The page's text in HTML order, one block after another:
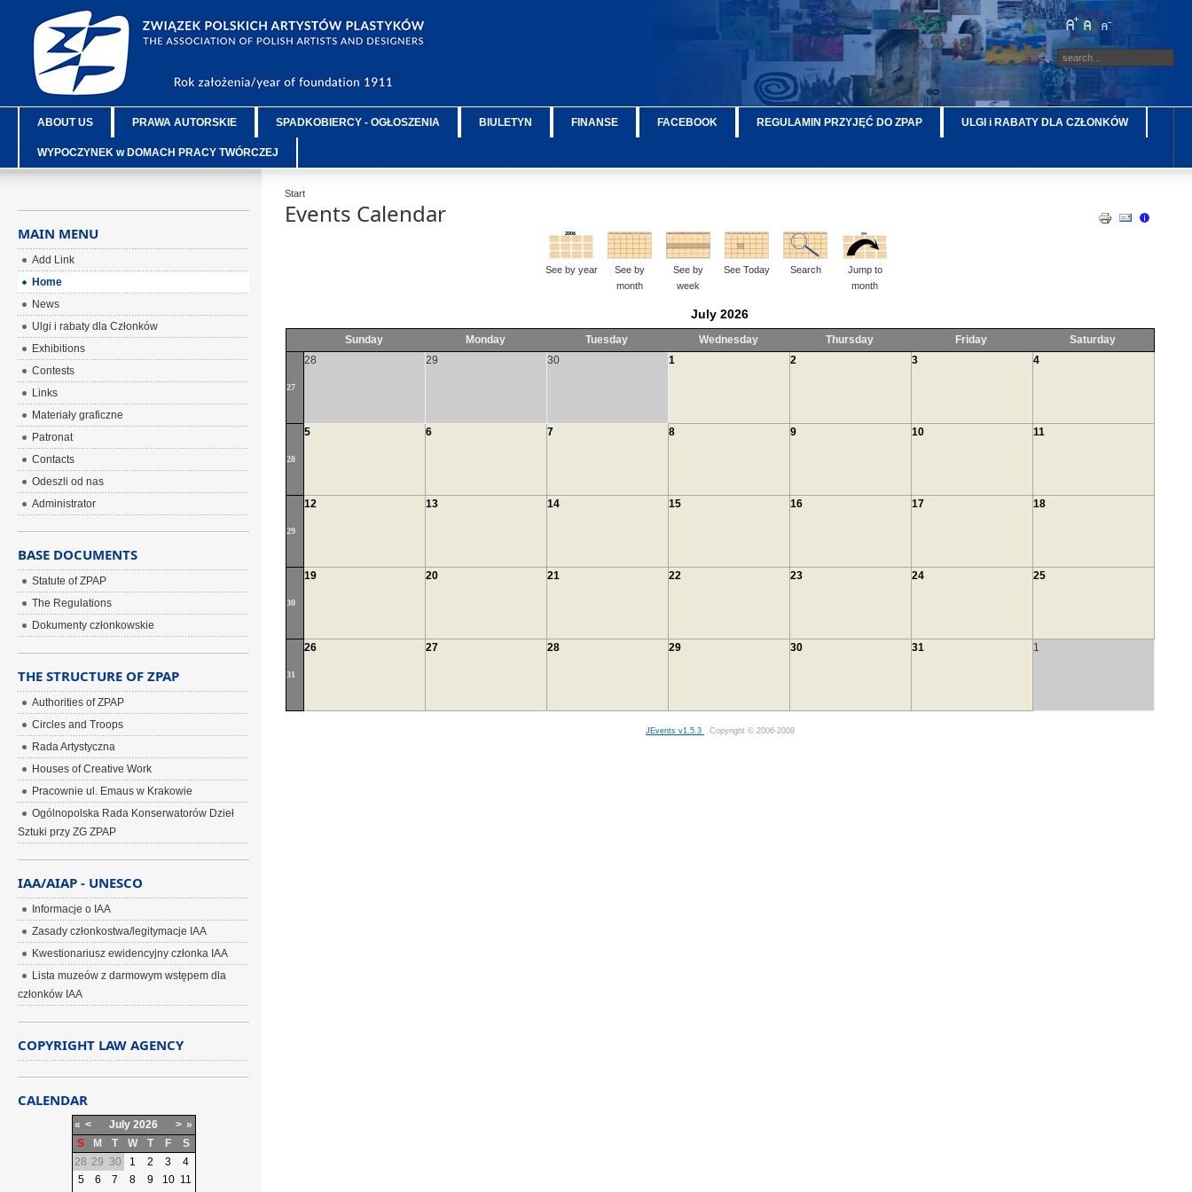
ABOUT US PRAWA AUTORSKIE SPADKOBIERCY - OGŁOSZENIA BIULETYN FINANSE FACEBOOK REGULAMIN PRZYJĘĆ DO ZPAP ULGI i RABATY DLA CZŁONKÓW
WYPOCZYNEK w DOMACH PRACY TWÓRCZEJ
Start
Events Calendar
See by year
See by
month
See by
week
See Today Search
Jump to
month
July 2026
Sunday Monday Tuesday Wednesday Thursday Friday Saturday
27
28 29 30 1 2 3 4
28
5 6 7 8 9 10 11
29
12 13 14 15 16 17 18
30
19 20 21 22 23 24 25
31
26 27 28 29 30 31 1
JEvents v1.5.3 Copyright © 2006-2009
MAIN MENU
Add Link
Home
News
Ulgi i rabaty dla Członków
Exhibitions
Contests
Links
Materiały graficzne
Patronat
Contacts
Odeszli od nas
Administrator
BASE DOCUMENTS
Statute of ZPAP
The Regulations
Dokumenty członkowskie
THE STRUCTURE OF ZPAP
Authorities of ZPAP
Circles and Troops
Rada Artystyczna
Houses of Creative Work
Pracownie ul. Emaus w Krakowie
Ogólnopolska Rada Konserwatorów Dzieł
Sztuki przy ZG ZPAP
IAA/AIAP - UNESCO
Informacje o IAA
Zasady członkostwa/legitymacje IAA
Kwestionariusz ewidencyjny członka IAA
Lista muzeów z darmowym wstępem dla
członków IAA
COPYRIGHT LAW AGENCY
CALENDAR
« < July 2026 > »
S
M T W T F
S
28 29 30 1 2 3
4
5
6 7 8 9 10 11